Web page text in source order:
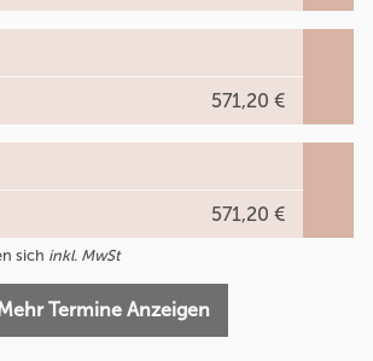
571,20 €
571,20 €
sich inkl. MwSt
Termine Anzeigen